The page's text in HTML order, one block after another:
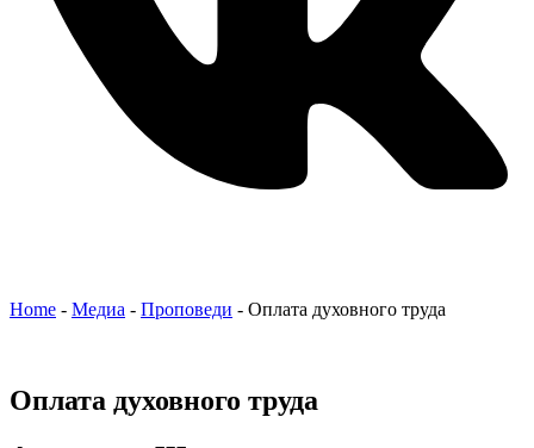
Home - Медиа - Проповеди - Оплата духовного труда
Оплата духовного труда